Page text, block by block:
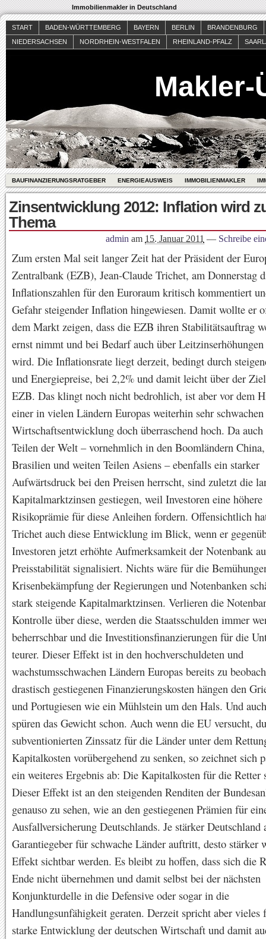
Immobilienmakler in Deutschland
START BADEN-WÜRTTEMBERG BAYERN BERLIN
BRANDENBURG
NIEDERSACHSEN
NORDRHEIN-WESTFALEN RHEINLAND-PFALZ
Makler-
BAUFINANZIERUNGSRATGEBER ENERGIEAUSWEIS IMMOBILIENMAKLER
Zinsentwicklung 2012: Inflation wird
Thema
admin am 15. Januar 2011 — Schreibe
Zum ersten Mal seit langer Zeit hat der Präsident der
Zentralbank (EZB), Jean-Claude Trichet, am Donnerstag
Inflationszahlen für den Euroraum kritisch kommentiert
Gefahr steigender Inflation hingewiesen. Damit wollte er
dem Markt zeigen, dass die EZB ihren Stabilitätsauftrag
ernst nimmt und bei Bedarf auch über Leitzinserhöhungen
wird. Die Inflationsrate liegt derzeit, bedingt durch
und Energiepreise, bei 2,2% und damit leicht über der
EZB. Das klingt noch nicht bedrohlich, ist aber vor dem
einer in vielen Ländern Europas weiterhin sehr schwachen
Wirtschaftsentwicklung doch überraschend hoch. Da
Teilen der Welt – vornehmlich in den Boomländern
Brasilien und weiten Teilen Asiens – ebenfalls ein starker
Aufwärtsdruck bei den Preisen herrscht, sind zuletzt die
Kapitalmarktzinsen gestiegen, weil Investoren eine höhere
Risikoprämie für diese Anleihen fordern. Offensichtlich
Trichet auch diese Entwicklung im Blick, wenn er
Investoren jetzt erhöhte Aufmerksamkeit der Notenbank
Preisstabilität signalisiert. Nichts wäre für die
Krisenbekämpfung der Regierungen und Notenbanken
stark steigende Kapitalmarktzinsen. Verlieren die
Kontrolle über diese, werden die Staatsschulden immer
beherrschbar und die Investitionsfinanzierungen für die
teurer. Dieser Effekt ist in den hochverschuldeten und
wachstumsschwachen Ländern Europas bereits zu
drastisch gestiegenen Finanzierungskosten hängen den
und Portugiesen wie ein Mühlstein um den Hals. Und
spüren das Gewicht schon. Auch wenn die EU versucht,
subventionierten Zinssatz für die Länder unter dem
Kapitalkosten vorübergehend zu senken, so zeichnet sich
ein weiteres Ergebnis ab: Die Kapitalkosten für die Retter
Dieser Effekt ist an den steigenden Renditen der
genauso zu sehen, wie an den gestiegenen Prämien für
Ausfallversicherung Deutschlands. Je stärker Deutschland
Garantiegeber für schwache Länder auftritt, desto stärker
Effekt sichtbar werden. Es bleibt zu hoffen, dass sich die
Ende nicht übernehmen und damit selbst bei der nächsten
Konjunkturdelle in die Defensive oder sogar in die
Handlungsunfähigkeit geraten. Derzeit spricht aber vieles
starke Entwicklung der deutschen Wirtschaft und damit